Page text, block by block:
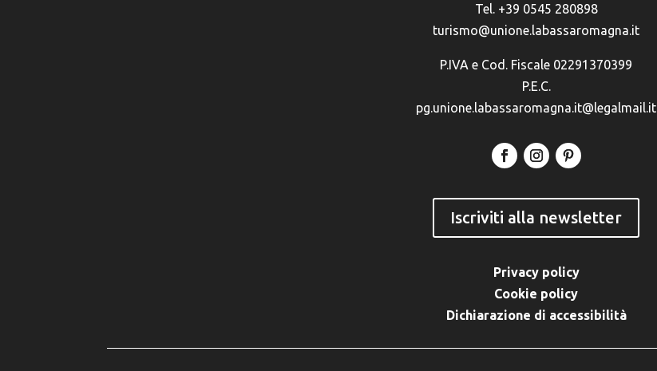
Tel. +39 0545 280898
turismo@unione.labassaromagna.it
P.IVA e Cod. Fiscale 02291370399
P.E.C.
pg.unione.labassaromagna.it@legalmail.it
Iscriviti alla newsletter
Privacy policy
Cookie policy
Dichiarazione di accessibilità